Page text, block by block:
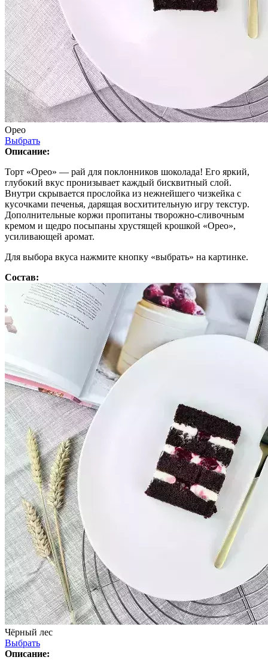
Орео
Выбрать
Описание:
Торт «Орео» — рай для поклонников шоколада! Его яркий,
глубокий вкус пронизывает каждый бисквитный слой.
Внутри скрывается прослойка из нежнейшего чизкейка с
кусочками печенья, дарящая восхитительную игру текстур.
Дополнительные коржи пропитаны творожно-сливочным
кремом и щедро посыпаны хрустящей крошкой «Орео»,
усиливающей аромат.
Для выбора вкуса нажмите кнопку «выбрать» на картинке.
Состав:
Чёрный лес
Выбрать
Описание: